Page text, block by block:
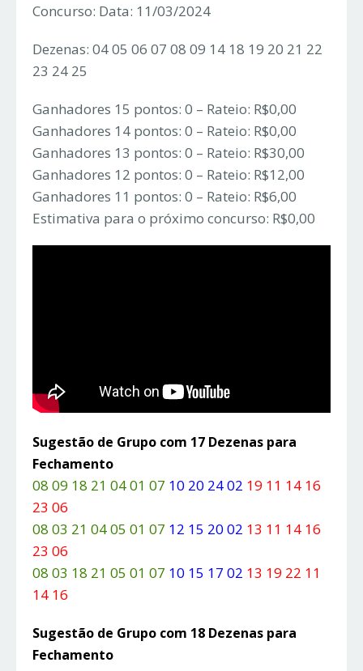
Concurso: Data: 11/03/2024
Dezenas: 04 05 06 07 08 09 14 18 19 20 21 22
23 24 25
Ganhadores 15 pontos: 0 – Rateio: R$0,00
Ganhadores 14 pontos: 0 – Rateio: R$0,00
Ganhadores 13 pontos: 0 – Rateio: R$30,00
Ganhadores 12 pontos: 0 – Rateio: R$12,00
Ganhadores 11 pontos: 0 – Rateio: R$6,00
Estimativa para o próximo concurso: R$0,00
Sugestão de Grupo com 17 Dezenas para
Fechamento
08 09 18 21 04 01 07 10 20 24 02 19 11 14 16
23 06
08 03 21 04 05 01 07 12 15 20 02 13 11 14 16
23 06
08 03 18 21 05 01 07 10 15 17 02 13 19 22 11
14 16
Sugestão de Grupo com 18 Dezenas para
Fechamento